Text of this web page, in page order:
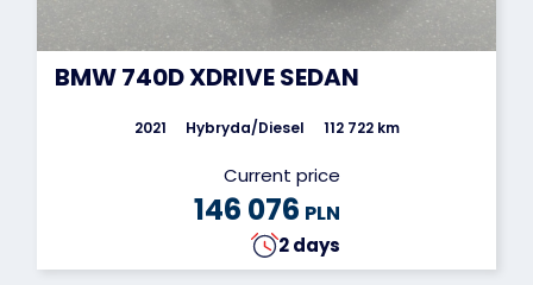
BMW 740D XDRIVE SEDAN
2021 Hybryda/Diesel 112 722 km
Current price
146 076 PLN
2 days